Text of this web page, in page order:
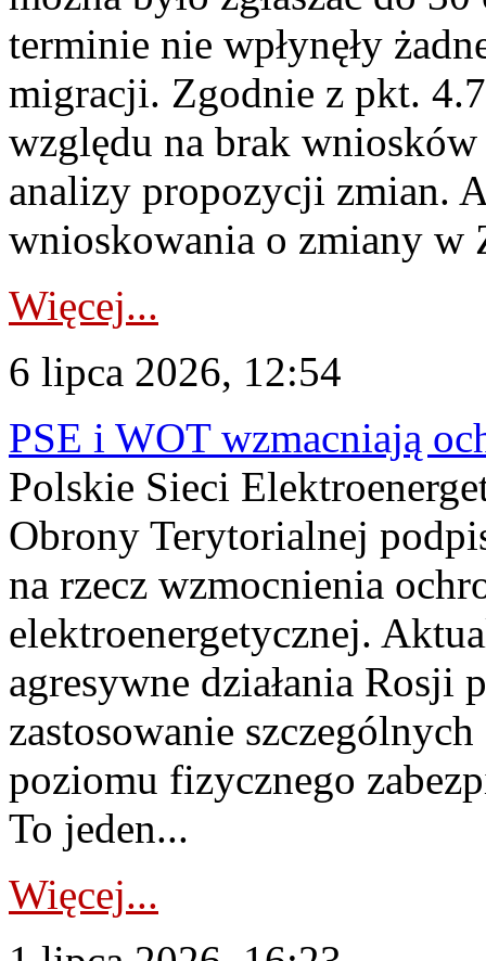
terminie nie wpłynęły
migracji. Zgodnie z pkt.
względu na brak
analizy propozycji zmian.
wnioskowania o zmiany w
Więcej...
6 lipca 2026, 12:54
PSE i WOT wzmacniają
Polskie Sieci
Obrony Terytorialnej
na rzecz wzmocnienia
elektroenergetycznej.
agresywne działania Rosji
zastosowanie
poziomu fizycznego
To jeden...
Więcej...